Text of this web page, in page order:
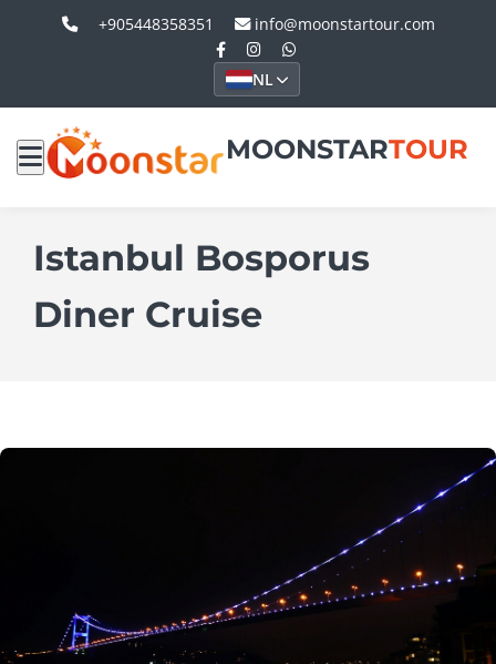
+905448358351 info@moonstartour.com
NL
MOONSTARTOUR
Istanbul Bosporus
Diner Cruise